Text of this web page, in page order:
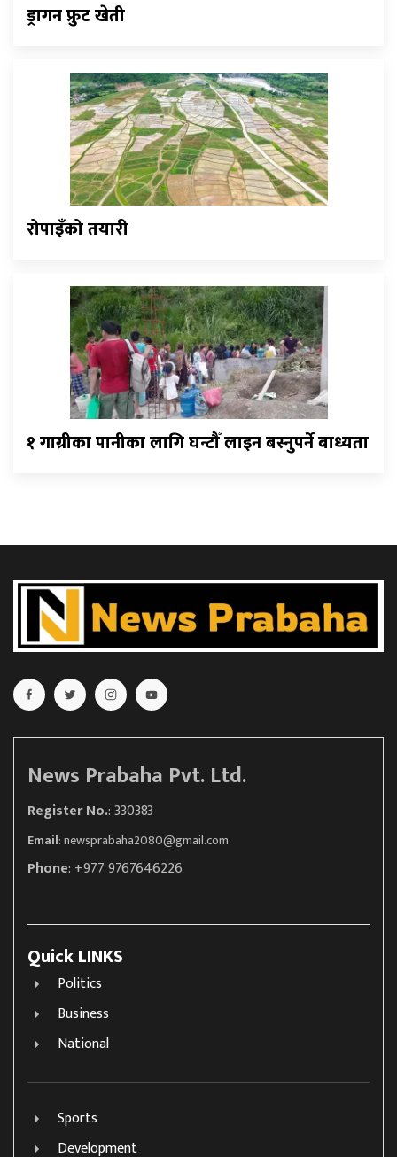
ड्रागन फ्रुट खेती
रोपाइँको तयारी
१ गाग्रीका पानीका लागि घन्टौँ लाइन बस्नुपर्ने बाध्यता
News Prabaha Pvt. Ltd.
Register No.: 330383
Email:newsprabaha2080@gmail.com
Phone: +977 9767646226
Quick LINKS
Politics
Business
National
Sports
Development